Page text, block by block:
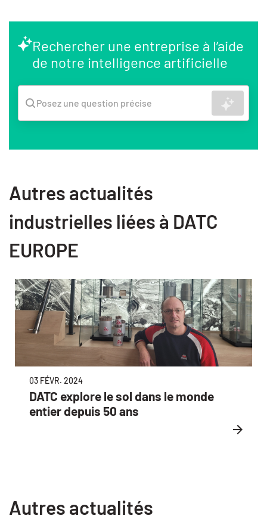
Rechercher une entreprise à l’aide
de notre intelligence artificielle
Posez une question précise
Autres actualités
industrielles liées à DATC
EUROPE
03 FÉVR. 2024
DATC explore le sol dans le monde
entier depuis 50 ans
Autres actualités